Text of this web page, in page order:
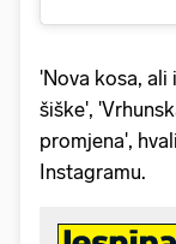
'Nova kosa, ali
šiške',
promjena',
Instagramu.